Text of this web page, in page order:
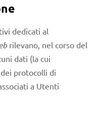
dedicati al
rilevano, nel corso del
dati (la cui
protocolli di
a Utenti